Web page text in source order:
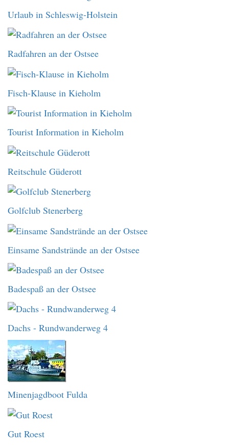
Urlaub in Schleswig-Holstein
Radfahren an der Ostsee
Fisch-Klause in Kieholm
Tourist Information in Kieholm
Reitschule Güderott
Golfclub Stenerberg
Einsame Sandstrände an der Ostsee
Badespaß an der Ostsee
Dachs - Rundwanderweg 4
Minenjagdboot Fulda
Gut Roest